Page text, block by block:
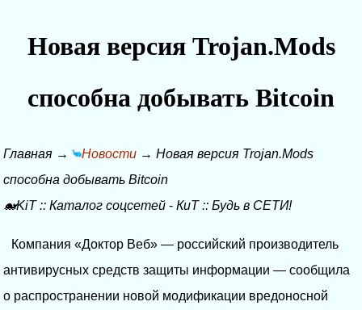
Новая версия Trojan.Mods
способна добывать Bitcoin
Главная → Новости → Новая версия Trojan.Mods
способна добывать Bitcoin
🐋KiT:: Каталог соцсетей - КиТ:: Будь в СЕТИ!
Компания «Доктор Веб» — российский производитель
антивирусных средств защиты информации — сообщила
о распространении новой модификации вредоносной